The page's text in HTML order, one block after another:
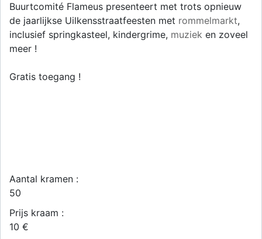
Buurtcomité Flameus presenteert met trots opnieuw
de jaarlijkse Uilkensstraatfeesten met rommelmarkt,
inclusief springkasteel, kindergrime, muziek en zoveel
meer !
Gratis toegang !
Aantal kramen :
50
Prijs kraam :
10 €